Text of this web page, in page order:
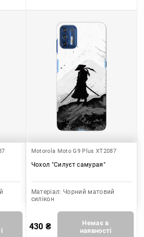
Motorola Moto G9 Plus XT2087
Чохол "Силуєт самурая"
Матеріал: Чорний матовий
силікон
430 ₴
Немає в
наявності